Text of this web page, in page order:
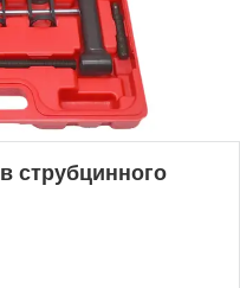
струбцинного